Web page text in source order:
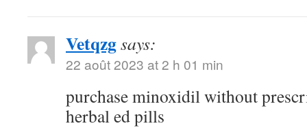
Vetqzgsays:
22 août 2023 at 2 h 01 min
purchase minoxidil without
herbal ed pills